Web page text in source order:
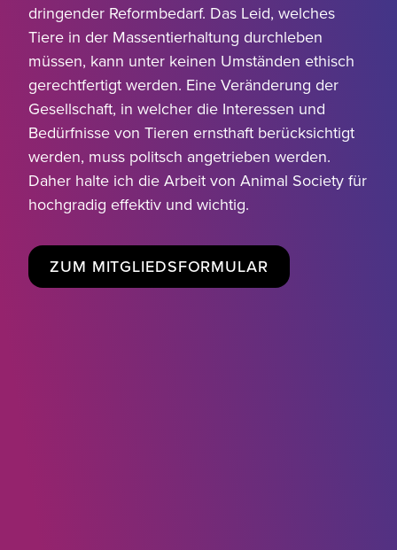
dringender Reformbedarf. Das Leid, welches
Tiere in der Massentierhaltung durchleben
müssen, kann unter keinen Umständen ethisch
gerechtfertigt werden. Eine Veränderung der
Gesellschaft, in welcher die Interessen und
Bedürfnisse von Tieren ernsthaft berücksichtigt
werden, muss politsch angetrieben werden.
Daher halte ich die Arbeit von Animal Society für
hochgradig effektiv und wichtig.
ZUM MITGLIEDSFORMULAR